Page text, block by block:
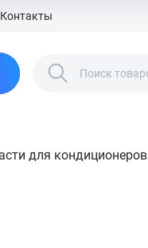
Контакты
для кондиционеров